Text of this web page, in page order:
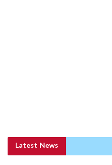
Latest News